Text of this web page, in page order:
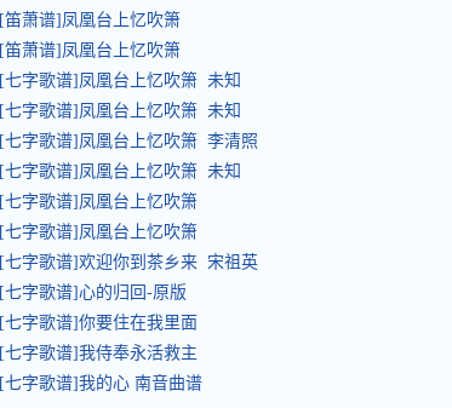
[笛萧谱]凤凰台上忆吹箫
[笛萧谱]凤凰台上忆吹箫
[七字歌谱]凤凰台上忆吹箫 未知
[七字歌谱]凤凰台上忆吹箫 未知
[七字歌谱]凤凰台上忆吹箫 李清照
[七字歌谱]凤凰台上忆吹箫 未知
[七字歌谱]凤凰台上忆吹箫
[七字歌谱]凤凰台上忆吹箫
[七字歌谱]欢迎你到茶乡来 宋祖英
[七字歌谱]心的归回-原版
[七字歌谱]你要住在我里面
[七字歌谱]我侍奉永活救主
[七字歌谱]我的心 南音曲谱